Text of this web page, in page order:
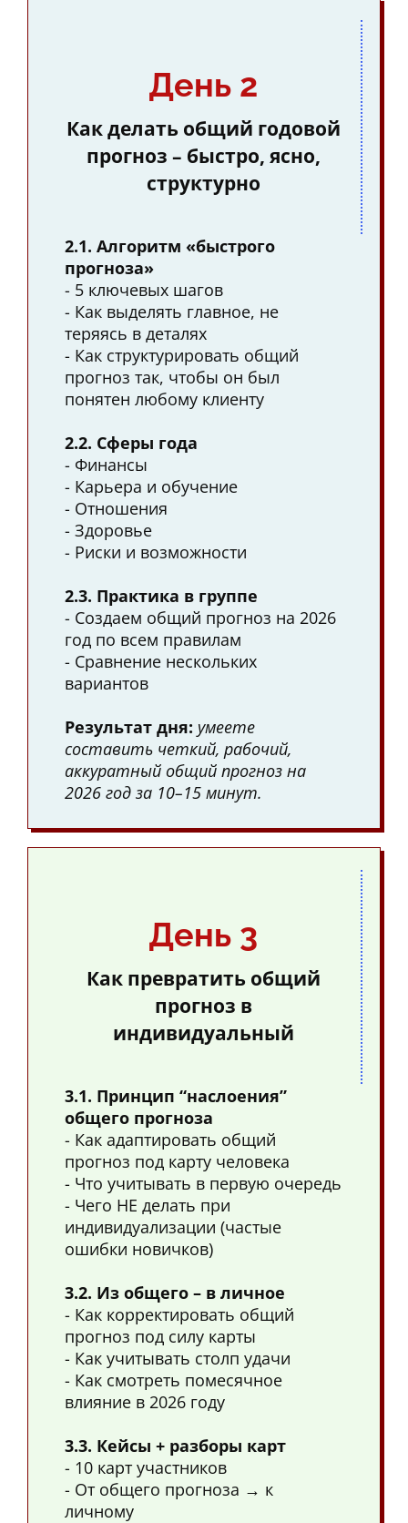
День 2
Как делать общий годовой
прогноз – быстро, ясно,
структурно
2.1. Алгоритм «быстрого
прогноза»
- 5 ключевых шагов
- Как выделять главное, не
теряясь в деталях
- Как структурировать общий
прогноз так, чтобы он был
понятен любому клиенту
2.2. Сферы года
- Финансы
- Карьера и обучение
- Отношения
- Здоровье
- Риски и возможности
2.3. Практика в группе
- Создаем общий прогноз на 2026
год по всем правилам
- Сравнение нескольких
вариантов
Результат дня: умеете
составить четкий, рабочий,
аккуратный общий прогноз на
2026 год за 10–15 минут.
День 3
Как превратить общий
прогноз в
индивидуальный
3.1. Принцип “наслоения”
общего прогноза
- Как адаптировать общий
прогноз под карту человека
- Что учитывать в первую очередь
- Чего НЕ делать при
индивидуализации (частые
ошибки новичков)
3.2. Из общего – в личное
- Как корректировать общий
прогноз под силу карты
- Как учитывать столп удачи
- Как смотреть помесячное
влияние в 2026 году
3.3. Кейсы + разборы карт
- 10 карт участников
- От общего прогноза → к
личному